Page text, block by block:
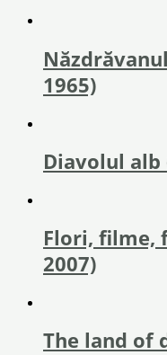
1965)
Diavolul alb
Flori, filme,
2007)
The land of